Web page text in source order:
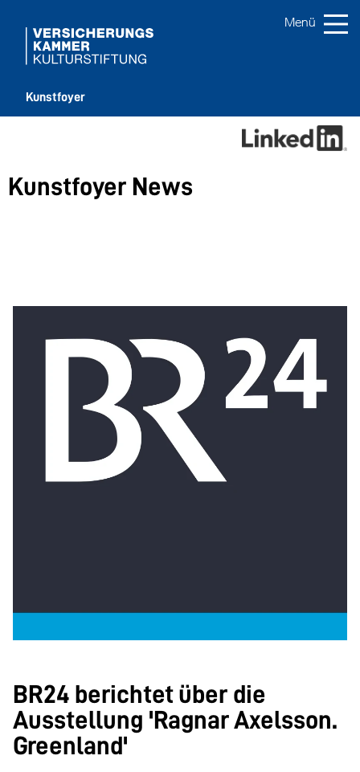
Kunstfoyer
Kunstfoyer News
BR24 berichtet über die
Ausstellung 'Ragnar Axelsson.
Greenland'